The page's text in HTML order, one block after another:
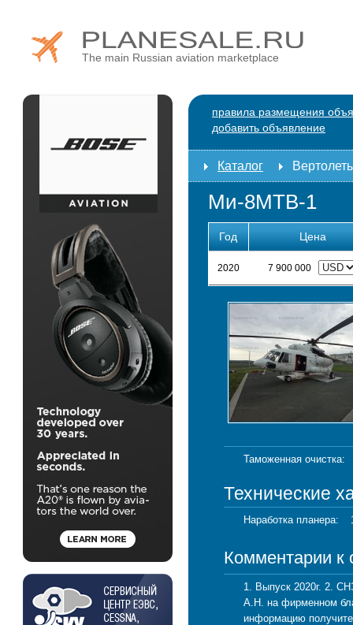
The main Russian aviation marketplace
правила размещения
добавить объявление
Каталог
Ми-8МТВ-1
Год Цена
2020 7 900 000
Таможенная очистка:
Технические
Наработка планера:
Комментарии к
1. Выпуск 2020г. 2.
А.Н. на фирменном
информацию